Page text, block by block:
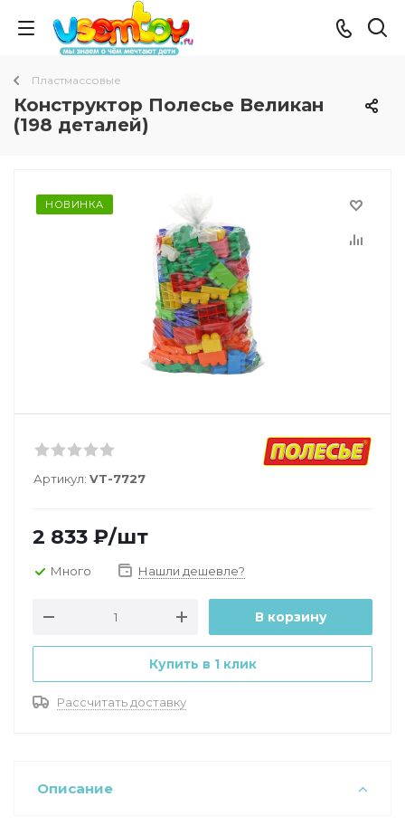
Пластмассовые
Конструктор Полесье Великан
(198 деталей)
НОВИНКА
Артикул: VT-7727
2 833 ₽/шт
Много Нашли дешевле?
В корзину
Купить в 1 клик
Рассчитать доставку
Описание